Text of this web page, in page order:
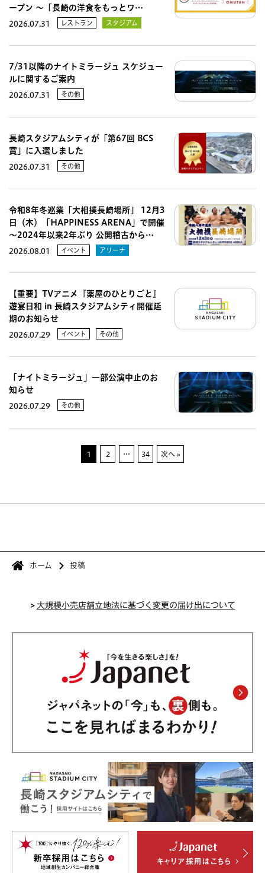
ープン 〜「長崎の洋食をもっとワ…
2026.07.31 レストラン スタジアム
7/31以降のナイトミラージュ スケジュー
ルに関するご案内
2026.07.31 その他
長崎スタジアムシティが「第67回 BCS
賞」に入選しました
2026.07.31 その他
令和8年冬巡業「大相撲長崎場所」 12月3
日（木）「HAPPINESS ARENA」で開催
～2024年以来2年ぶり 公開稽古から…
2026.08.01 イベント アリーナ
【重要】TVアニメ『薬屋のひとりごと』
遊宴日和 in 長崎スタジアムシティ開催延
期のお知らせ
2026.07.29 イベント その他
「ナイトミラージュ」一部公演中止のお
知らせ
2026.07.29 その他
1 2 … 34 次へ »
ホーム 投稿
>大規模小売店舗立地法に基づく変更の届け出について